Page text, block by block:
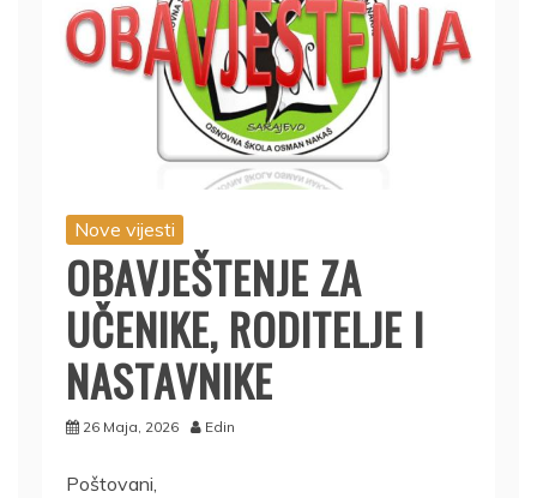
Nove vijesti
OBAVJEŠTENJE ZA
UČENIKE, RODITELJE I
NASTAVNIKE
26 Maja, 2026 Edin
Poštovani,